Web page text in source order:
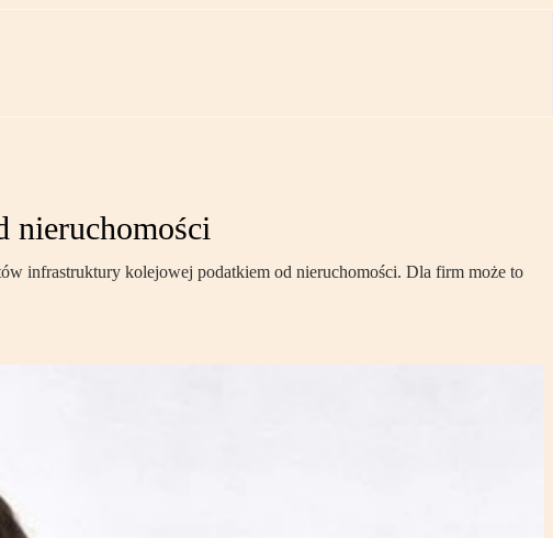
nieruchomości
infrastruktury kolejowej podatkiem od nieruchomości. Dla firm może to